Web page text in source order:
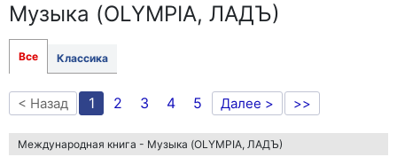
Музыка (OLYMPIA, ЛАДЪ)
Все Классика
< Назад 1 2 3 4 5 Далее > >>
Международная книга - Музыка (OLYMPIA, ЛАДЪ)